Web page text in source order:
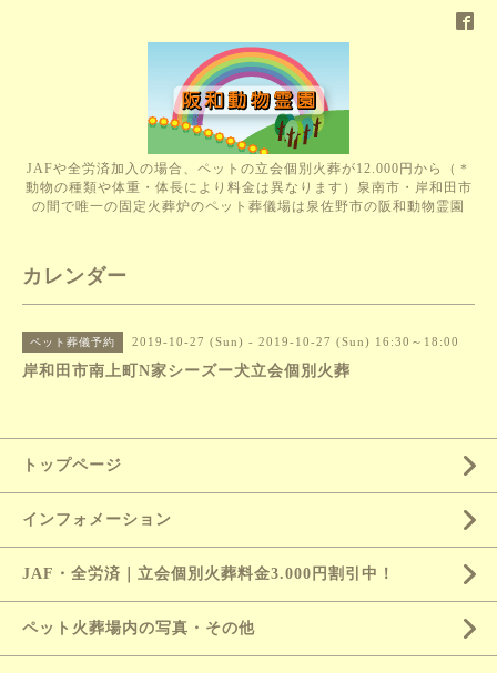
JAFや全労済加入の場合、ペットの立会個別火葬が12.000円から（＊
動物の種類や体重・体長により料金は異なります）泉南市・岸和田市
の間で唯一の固定火葬炉のペット葬儀場は泉佐野市の阪和動物霊園
カレンダー
ペット葬儀予約 2019-10-27 (Sun) - 2019-10-27 (Sun) 16:30～18:00
岸和田市南上町N家シーズー犬立会個別火葬
トップページ
インフォメーション
JAF・全労済｜立会個別火葬料金3.000円割引中！
ペット火葬場内の写真・その他